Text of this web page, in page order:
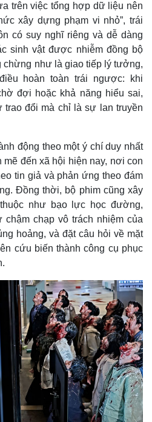
Thị trường
Giá vàng
Chứng khoán
Giá cà phê
trên việc tổng hợp dữ liệu nên
xây dựng phạm vi nhỏ”, trái
có suy nghĩ riêng và dễ dàng
sinh vật được nhiễm đồng bộ
chừng như là giao tiếp lý tưởng,
hoàn toàn trái ngược: khi
đợi hoặc khả năng hiểu sai,
trao đổi mà chỉ là sự lan truyền
động theo một ý chí duy nhất
đến xã hội hiện nay, nơi con
tin giả và phản ứng theo đám
Đồng thời, bộ phim cũng xây
như bạo lực học đường,
chậm chạp vô trách nhiệm của
hoảng, và đặt câu hỏi về mặt
cứu biến thành công cụ phục